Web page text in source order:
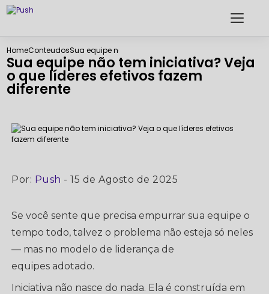
HomeConteudosSua equipe não tem iniciativa? Veja o que líderes
Sua equipe não tem iniciativa? Veja
o que líderes efetivos fazem
diferente
Por: Push - 15 de Agosto de 2025
Se você sente que precisa empurrar sua equipe o
tempo todo, talvez o problema não esteja só neles
— mas no modelo de liderança de
equipes adotado.
Iniciativa não nasce do nada. Ela é construída em